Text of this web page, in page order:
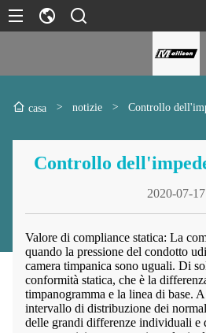
casa > notizie > Controllo
Controllo
2020-07-17
Valore di compliance statica: La
quando la pressione del condotto
camera timpanica sono uguali. Di
conformità statica, che è la
timpanogramma e la linea di base.
intervallo di distribuzione dei
delle grandi differenze individuali e